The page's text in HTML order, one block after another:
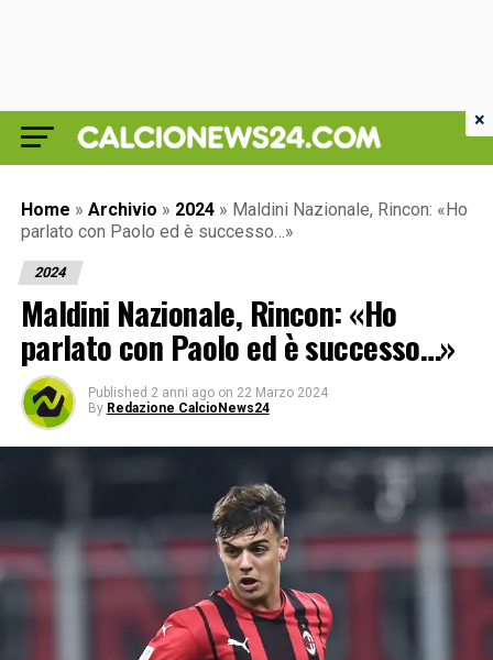
Home » Archivio » 2024 » Maldini Nazionale, Rincon: «Ho
parlato con Paolo ed è successo…»
2024
Maldini Nazionale, Rincon: «Ho
parlato con Paolo ed è successo…»
Published 2 anni ago on 22 Marzo 2024
By Redazione CalcioNews24
×